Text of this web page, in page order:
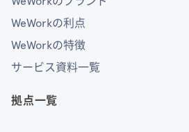
WeWorkの利点
WeWorkの特徴
サービス資料一覧
拠点一覧